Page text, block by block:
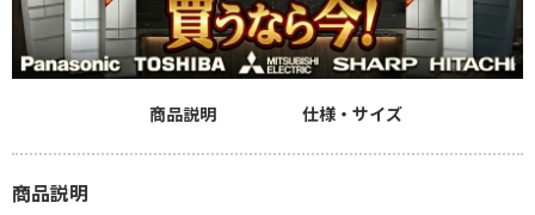
商品説明 仕様・サイズ
商品説明